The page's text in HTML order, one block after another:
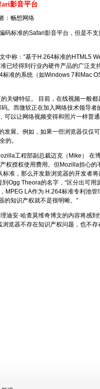
影音平台
： 畅想网络
标准的Safari影音平台，但是不支
称：“基于H.264标准的HTML5
已经得到行业内硬件产品的广泛支
准的系统（如Windows 7和Mac
键特征。 目前，在线视频一般都
。而微软正在加入网络技术领导者
以让网络视频变得和照片一样普通
展。例如，如果一些浏览器仅仅可
的。
工程部副总裁迈克（Mike） 在
权授权使用费用。但Mozilla担心的
准，那么开发新浏览器的开发者
Ogg Theora的名字，“区分出可用
MPEG LA作为 H.264标准专利池管
的知识产权就不是很明晰。”
安·哈查莫维奇博文的内容将感到
览器不存在知识产权问题，也不